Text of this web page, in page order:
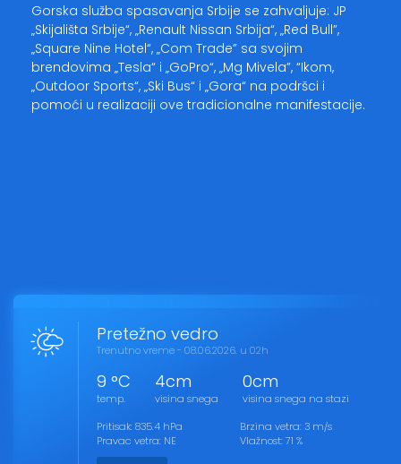
Gorska služba spasavanja Srbije se zahvaljuje: JP
„Skijališta Srbije“, „Renault Nissan Srbija“, „Red Bull”,
„Square Nine Hotel“, „Com Trade” sa svojim
brendovima „Tesla“ i „GoPro“, „Mg Mivela”, “Ikom,
„Outdoor Sports“, „Ski Bus“ i „Gora“ na podršci i
pomoći u realizaciji ove tradicionalne manifestacije.
Pretežno vedro
Trenutno vreme - 08.06.2026. u 02h
9 °C
temp.
4cm
visina snega
0cm
visina snega na stazi
Pritisak: 835.4 hPa
Pravac vetra: NE
Brzina vetra: 3 m/s
Vlažnost: 71 %